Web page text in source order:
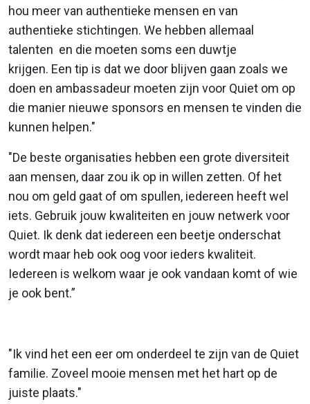
hou meer van authentieke mensen en van
authentieke stichtingen. We hebben allemaal
talenten en die moeten soms een duwtje
krijgen. Een tip is dat we door blijven gaan zoals we
doen en ambassadeur moeten zijn voor Quiet om op
die manier nieuwe sponsors en mensen te vinden die
kunnen helpen."
"De beste organisaties hebben een grote diversiteit
aan mensen, daar zou ik op in willen zetten. Of het
nou om geld gaat of om spullen, iedereen heeft wel
iets. Gebruik jouw kwaliteiten en jouw netwerk voor
Quiet. Ik denk dat iedereen een beetje onderschat
wordt maar heb ook oog voor ieders kwaliteit.
Iedereen is welkom waar je ook vandaan komt of wie
je ook bent.”
"Ik vind het een eer om onderdeel te zijn van de Quiet
familie. Zoveel mooie mensen met het hart op de
juiste plaats."